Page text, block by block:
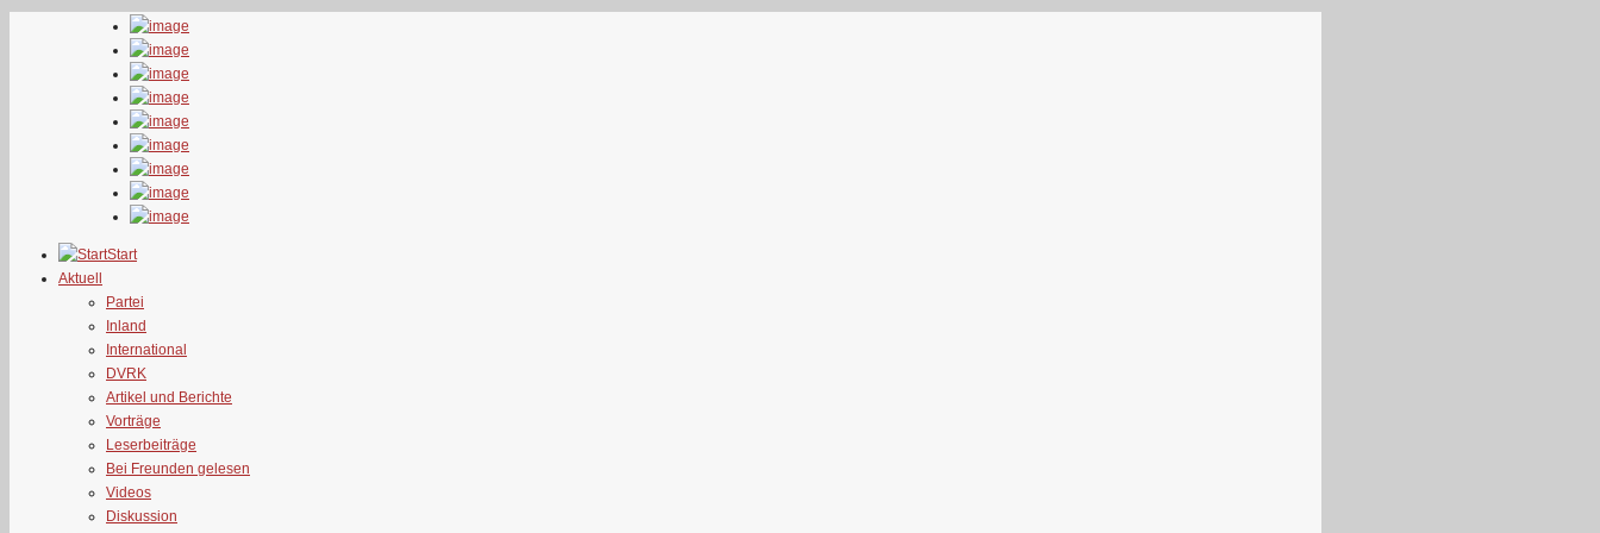
Start
Aktuell
Partei
Inland
International
DVRK
Artikel und Berichte
Vorträge
Leserbeiträge
Bei Freunden gelesen
Videos
Diskussion